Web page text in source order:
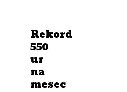
Rekord
550
ur
na
mesec